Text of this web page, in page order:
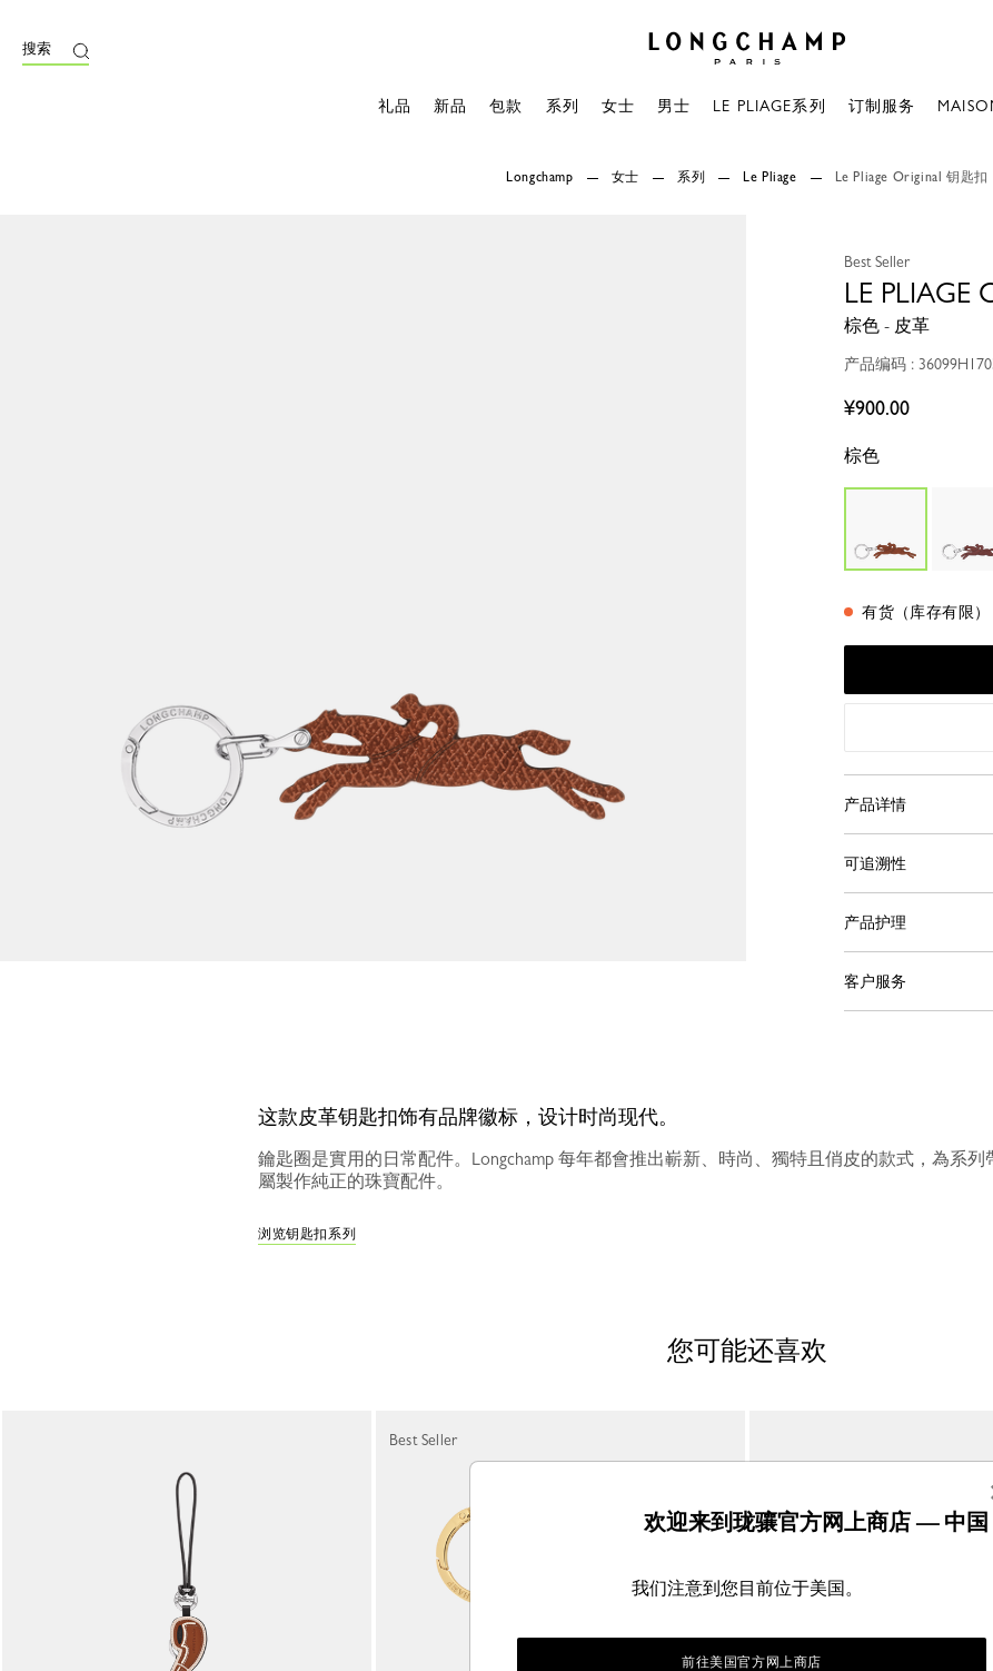
搜索
礼品 新品 包款 系列 女士 男士 LE PLIAGE系列 订制服务
Longchamp 女士 系列 Le Pliage Le Pliage Original 钥匙扣
Best Seller
LE PLIAGE
棕色 - 皮革
产品编码 :
¥900.00
棕色
有货（库存有限）
产品详情
可追溯性
产品护理
客户服务
这款皮革钥匙扣饰有品牌徽标，设计时尚现代。
鑰匙圈是實用的日常配件。Longchamp 每年都會推出嶄新、時尚、獨特且俏皮的款式，為系
屬製作純正的珠寶配件。
浏览钥匙扣系列
您可能还喜欢
Best Seller
欢迎来到珑骧官方网上商店 — 中国
我们注意到您目前位于美国。
前往美国官方网上商店